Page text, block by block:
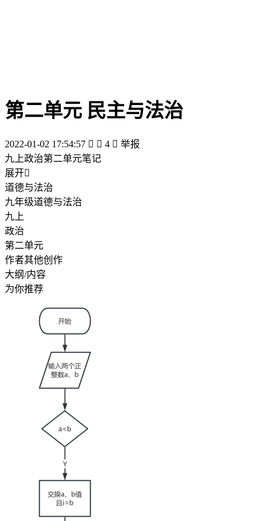
第二单元 民主与法治
2022-01-02 17:54:57   4  举报
九上政治第二单元笔记
展开
道德与法治
九年级道德与法治
九上
政治
第二单元
作者其他创作
大纲/内容
为你推荐